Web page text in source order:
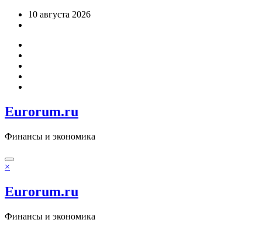
Перейти10 августа 2026
Eurorum.ru
Финансы и экономика
×
Eurorum.ru
Финансы и экономика